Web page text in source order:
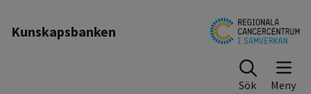
Kunskapsbanken
Sök